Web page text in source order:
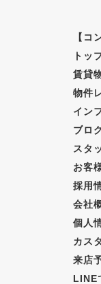
【コ
トッ
賃貸
物件
イン
ブロ
スタ
お客
採用
会社
個人
カス
来店
LINE